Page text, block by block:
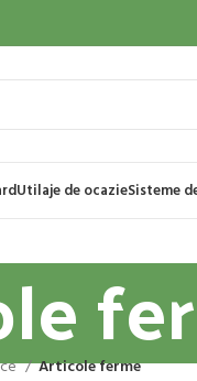
Utilaje de ocazieSisteme
Articole ferme